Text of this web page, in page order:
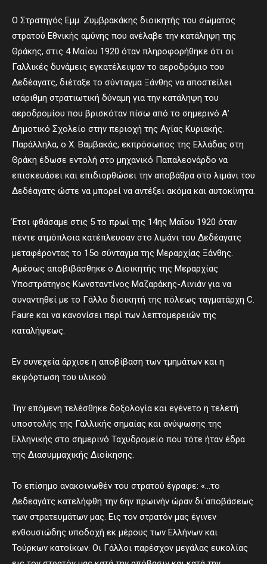
Ο Στρατηγός Εμμ. Ζυμβρακάκης διοικητής του σώματος
στρατού Εθνικής αμύνης που ανέλαβε την κατάληψη της
Θράκης, στις 4 Μαΐου 1920 όταν πληροφορήθηκε ότι οι
Γαλλικές δυνάμεις εγκατέλειψαν το αεροδρόμιο του
Δεδέαγατς, διέταξε το σύνταγμα Ξάνθης να αποστείλει
ισάριθμη στρατιωτική δύναμη για την κατάληψη του
αεροδρομίου που βρισκόταν πίσω από το σημερινό Α’
Δημοτικό Σχολείο στην περιοχή της Αγίας Κυριακής.
Παράλληλα, ο Χ. Βαμβακάς, εκπρόσωπος της Ελλάδας στη
Θράκη έδωσε εντολή στο μηχανικό Παπαλεονάρδο να
επισκευάσει και επιδιορθώσει την αποβάθρα στο λιμάνι του
Δεδέαγατς ώστε να μπορεί να αντέξει ακόμα και αυτοκίνητα.
Έτσι φθάσαμε στις 5 το πρωί της 14ης Μαΐου 1920 όταν
πέντε ατμόπλοια κατέπλευσαν στο λιμάνι του Δεδέαγατς
μεταφέροντας το 15ο σύνταγμα της Μεραρχίας Ξάνθης.
Αμέσως αποβιβάσθηκε ο Διοικητής της Μεραρχίας
Υποστράτηγος Κωνσταντίνος Μαζαράκης-Αινιάν για να
συναντηθεί με το Γάλλο διοικητή της πόλεως ταγματάρχη C.
Faure και να κανονίσει περί των λεπτομερειών της
καταλήψεως.
Εν συνεχεία άρχισε η αποβίβαση των τμημάτων και η
εκφόρτωση του υλικού.
Την επόμενη τελέσθηκε δοξολογία και εγένετο η τελετή
υποστολής της Γαλλικής σημαίας και ανύψωσης της
Ελληνικής στο σημερινό Ταχυδρομείο που τότε ήταν έδρα
της Διασυμμαχικής Διοίκησης.
Το επίσημο ανακοινωθέν του στρατού έγραφε: «…το
Δεδεαγάτς κατελήφθη την 6ην πρωινήν ώραν δι΄αποβάσεως
των στρατευμάτων μας. Εις τον στρατόν μας έγινεν
ενθουσιώδης υποδοχή εκ μέρους των Ελλήνων και
Τούρκων κατοίκων. Οι Γάλλοι παρέσχον μεγάλας ευκολίας